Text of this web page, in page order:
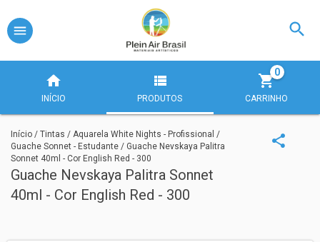
INÍCIO PRODUTOS CARRINHO
0
Início / Tintas / Aquarela White Nights - Profissional /
Guache Sonnet - Estudante / Guache Nevskaya Palitra
Sonnet 40ml - Cor English Red - 300
Guache Nevskaya Palitra Sonnet
40ml - Cor English Red - 300